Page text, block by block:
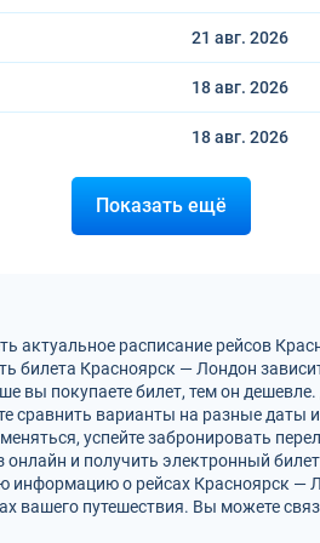
21 авг. 2026
18 авг. 2026
18 авг. 2026
Показать ещё
актуальное расписание рейсов
билета Красноярск — Лондон
вы покупаете билет, тем он
варианты на разные даты
успейте забронировать
и получить электронный
о рейсах Красноярск —
вашего путешествия. Вы можете